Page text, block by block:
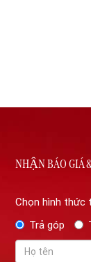
NHẬN BÁO GIÁ
Chọn hình thức
Trả góp